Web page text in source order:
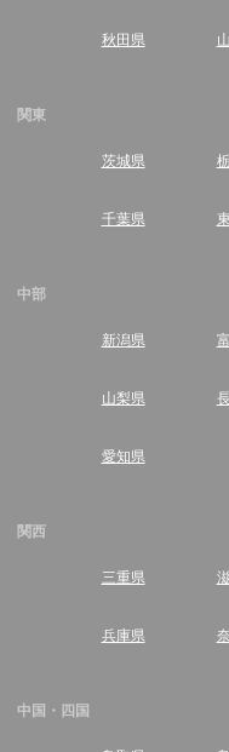
秋田県
関東
茨城県
千葉県
中部
新潟県
山梨県
愛知県
関西
三重県
兵庫県
中国・四国